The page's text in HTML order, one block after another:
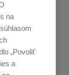
na
„Povoliť
a